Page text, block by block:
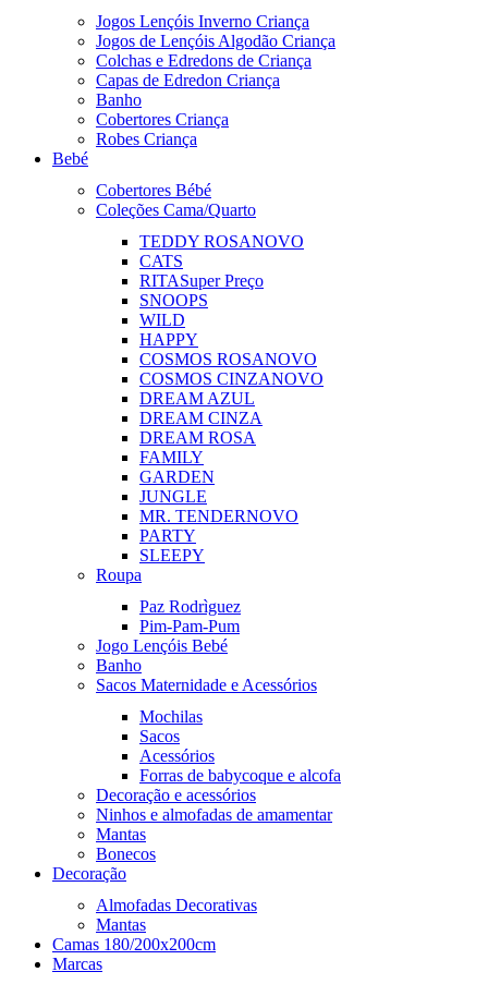
Jogos Lençóis Inverno Criança
Jogos de Lençóis Algodão Criança
Colchas e Edredons de Criança
Capas de Edredon Criança
Banho
Cobertores Criança
Robes Criança
Bebé
Cobertores Bébé
Coleções Cama/Quarto
TEDDY ROSANOVO
CATS
RITASuper Preço
SNOOPS
WILD
HAPPY
COSMOS ROSANOVO
COSMOS CINZANOVO
DREAM AZUL
DREAM CINZA
DREAM ROSA
FAMILY
GARDEN
JUNGLE
MR. TENDERNOVO
PARTY
SLEEPY
Roupa
Paz Rodrìguez
Pim-Pam-Pum
Jogo Lençóis Bebé
Banho
Sacos Maternidade e Acessórios
Mochilas
Sacos
Acessórios
Forras de babycoque e alcofa
Decoração e acessórios
Ninhos e almofadas de amamentar
Mantas
Bonecos
Decoração
Almofadas Decorativas
Mantas
Camas 180/200x200cm
Marcas